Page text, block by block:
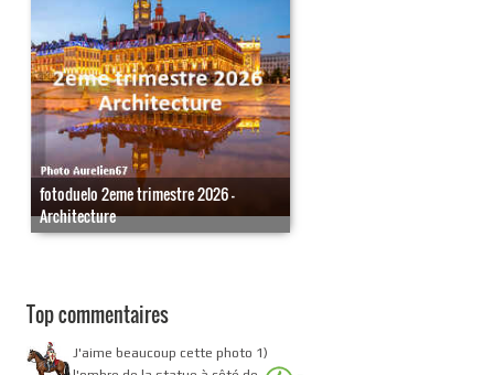
fotoduelo 2eme trimestre 2026 -
Architecture
Top commentaires
J'aime beaucoup cette photo 1)